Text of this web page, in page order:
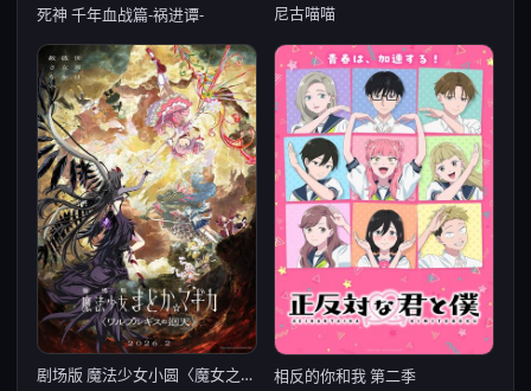
死神 千年血战篇-祸进谭- 尼古喵喵
剧场版 魔法少女小圆〈魔女之夜的回天〉 相反的你和我 第二季